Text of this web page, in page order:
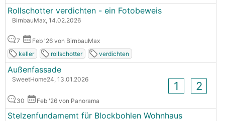
Rollschotter verdichten - ein Fotobeweis
BirnbauMax, 14.02.2026
7
Feb '26 von BirnbauMax
keller
rollschotter verdichten
Außenfassade
SweetHome24, 13.01.2026
1 2
30 Feb '26 von Panorama
Stelzenfundamemt für Blockbohlen Wohnhaus